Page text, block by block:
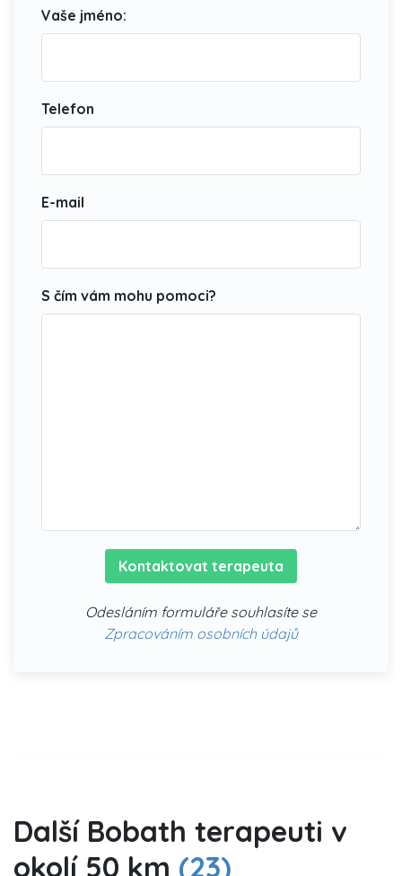
Vaše jméno:
Telefon
E-mail
S čím vám mohu pomoci?
Kontaktovat terapeuta
Odesláním formuláře souhlasíte se
Zpracováním osobních údajů
Další Bobath terapeuti v
okolí 50 km (23)